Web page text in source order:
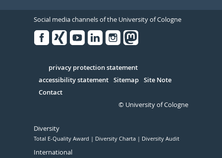
Social media channels of the University of Cologne
Serivce
privacy protection statement
accessibility statement Sitemap Site Note
Contact
© University of Cologne
Diversity
Total E-Quality Award Diversity Charta Diversity Audit
International